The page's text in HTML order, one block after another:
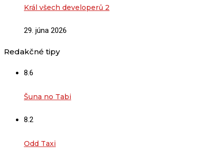
Král všech developerů 2
29. júna 2026
Redakčné tipy
8.6
Šuna no Tabi
8.2
Odd Taxi